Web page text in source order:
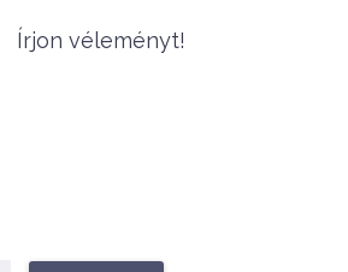
Írjon véleményt!